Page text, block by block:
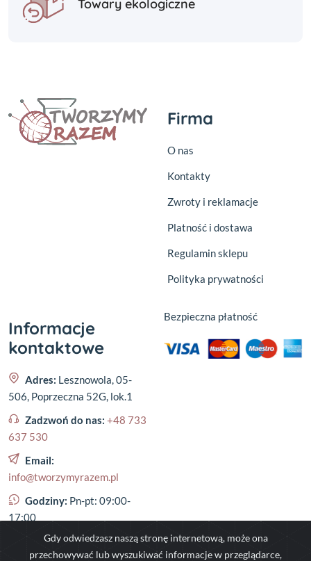
Towary ekologiczne
Firma
O nas
Kontakty
Zwroty i reklamacje
Platność i dostawa
Regulamin sklepu
Polityka prywatności
Informacje
kontaktowe
Adres: Lesznowola, 05-
506, Poprzeczna 52G, lok.1
Zadzwoń do nas: +48 733
637 530
Email:
info@tworzymyrazem.pl
Godziny: Pn-pt: 09:00-
17:00
Bezpieczna płatność
Gdy odwiedzasz naszą stronę internetową, może ona
przechowywać lub wyszukiwać informacje w przeglądarce,